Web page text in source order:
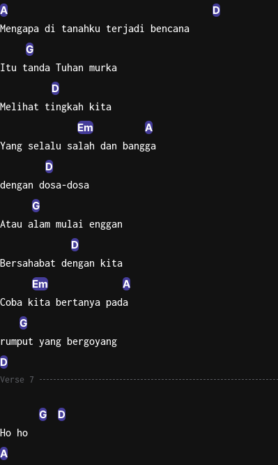
A D
Mengapa di tanahku terjadi bencana
G
Itu tanda Tuhan murka
D
Melihat tingkah kita
Em A
Yang selalu salah dan bangga
D
dengan dosa-dosa
G
Atau alam mulai enggan
D
Bersahabat dengan kita
Em A
Coba kita bertanya pada
G
rumput yang bergoyang
D
Verse 7
G D
Ho ho
A